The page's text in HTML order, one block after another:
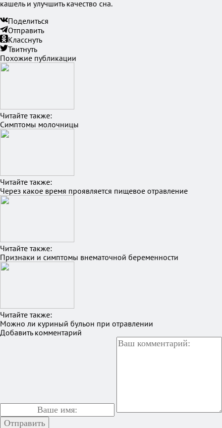
кашель и улучшить качество сна.
Поделиться
Отправить
Класснуть
Твитнуть
Похожие публикации
Читайте также:
Симптомы молочницы
Читайте также:
Через какое время проявляется пищевое отравление
Читайте также:
Признаки и симптомы внематочной беременности
Читайте также:
Можно ли куриный бульон при отравлении
Добавить комментарий